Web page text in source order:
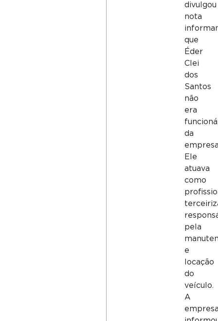
divulgou
nota
que
Éder
Clei
dos
Santos
não
era
da
Ele
atuava
como
pela
e
locação
do
veículo.
A